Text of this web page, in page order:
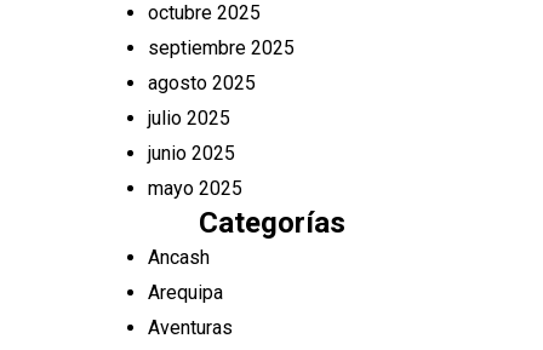
octubre 2025
septiembre 2025
agosto 2025
julio 2025
junio 2025
mayo 2025
Categorías
Ancash
Arequipa
Aventuras